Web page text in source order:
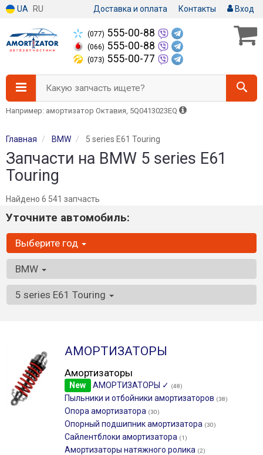
UA RU Доставка и оплата Контакты Вход
(077) 555-00-88
(066) 555-00-88
(073) 555-00-77
Какую запчасть ищете?
Например: амортизатор Октавия, 5Q0413023EQ
Главная BMW 5 series E61 Touring
Запчасти на BMW 5 series E61
Touring
Найдено 6 541 запчасть
Уточните автомобиль:
Выберите год
BMW
5 series E61 Touring
АМОРТИЗАТОРЫ
Амортизаторы
New АМОРТИЗАТОРЫ ✓ (48)
Пыльники и отбойники амортизаторов (38)
Опора амортизатора (30)
Опорный подшипник амортизатора (30)
Сайлентблоки амортизатора (1)
Амортизаторы натяжного ролика (2)